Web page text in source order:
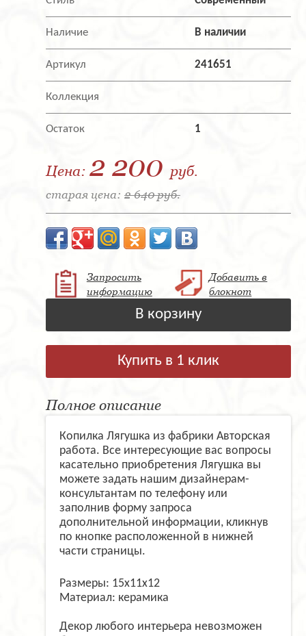
Наличие В наличии
Артикул 241651
Коллекция
Остаток 1
Цена: 2 200 руб.
старая цена: 2 640 руб.
Запросить
информацию
Добавить в
блокнот
В корзину
Купить в 1 клик
Полное описание
Копилка Лягушка из фабрики Авторская
работа. Все интересующие вас вопросы
касательно приобретения Лягушка вы
можете задать нашим дизайнерам-
консультантам по телефону или
заполнив форму запроса
дополнительной информации, кликнув
по кнопке расположенной в нижней
части страницы.
Размеры: 15х11х12
Материал: керамика
Декор любого интерьера невозможен